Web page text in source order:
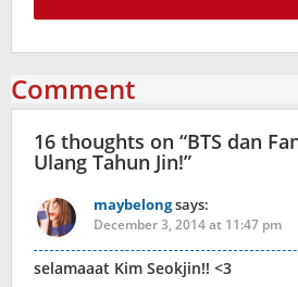
Comment
16 thoughts on “BTS dan
Ulang Tahun Jin!”
maybelongsays:
December 3, 2014 at 11:47 pm
selamaaat Kim Seokjin!! <3